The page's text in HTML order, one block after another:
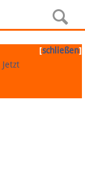
[schließen]
Jetzt